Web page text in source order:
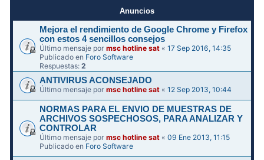
Anuncios
Mejora el rendimiento de Google Chrome y Firefox
con estos 4 sencillos consejos
Último mensaje pormsc hotline sat «17 Sep 2016, 14:35
Publicado en Foro Software
Respuestas:2
ANTIVIRUS ACONSEJADO
Último mensaje pormsc hotline sat «12 Sep 2013, 10:44
NORMAS PARA EL ENVIO DE MUESTRAS DE
ARCHIVOS SOSPECHOSOS, PARA ANALIZAR Y
CONTROLAR
Último mensaje pormsc hotline sat «09 Ene 2013, 11:15
Publicado en Foro Software